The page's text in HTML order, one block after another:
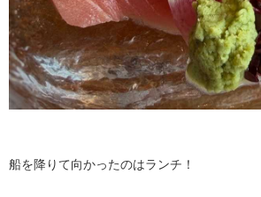
船を降りて向かったのはランチ！